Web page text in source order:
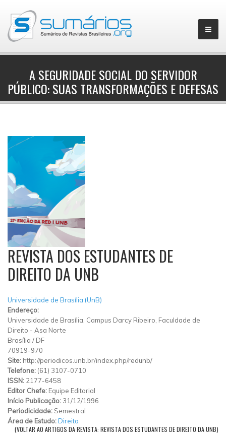
▼
A SEGURIDADE SOCIAL DO SERVIDOR
PÚBLICO: SUAS TRANSFORMAÇÕES E DEFESAS
REVISTA DOS ESTUDANTES DE
DIREITO DA UNB
Universidade de Brasília (UnB)
Endereço:
Universidade de Brasília, Campus Darcy Ribeiro, Faculdade de
Direito - Asa Norte
Brasília / DF
70919-970
Site: http://periodicos.unb.br/index.php/redunb/
Telefone: (61) 3107-0710
ISSN: 2177-6458
Editor Chefe: Equipe Editorial
Início Publicação: 31/12/1996
Periodicidade: Semestral
Área de Estudo:Direito
(VOLTAR AO ARTIGOS DA REVISTA: REVISTA DOS ESTUDANTES DE DIREITO DA UNB)